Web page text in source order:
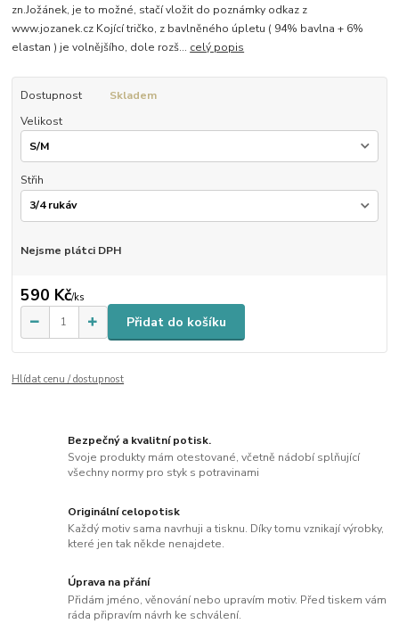
zn.Jožánek, je to možné, stačí vložit do poznámky odkaz z
www.jozanek.cz Kojící tričko, z bavlněného úpletu ( 94% bavlna + 6%
elastan ) je volnějšího, dole rozš... celý popis
Dostupnost
Skladem
Velikost
Střih
Nejsme plátci DPH
590 Kč/ks
Přidat do košíku
Hlídat cenu / dostupnost
Bezpečný a kvalitní potisk.
Svoje produkty mám otestované, včetně nádobí splňující
všechny normy pro styk s potravinami
Originální celopotisk
Každý motiv sama navrhuji a tisknu. Díky tomu vznikají výrobky,
které jen tak někde nenajdete.
Úprava na přání
Přidám jméno, věnování nebo upravím motiv. Před tiskem vám
ráda připravím návrh ke schválení.